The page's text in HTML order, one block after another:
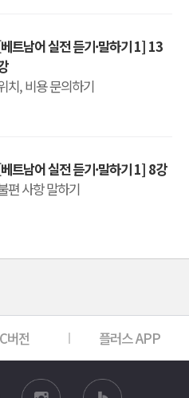
트남어 실전 듣기·말하기 1] 13
치, 비용 문의하기
트남어 실전 듣기·말하기 1] 8강
편 사항 말하기
버전 플러스 APP